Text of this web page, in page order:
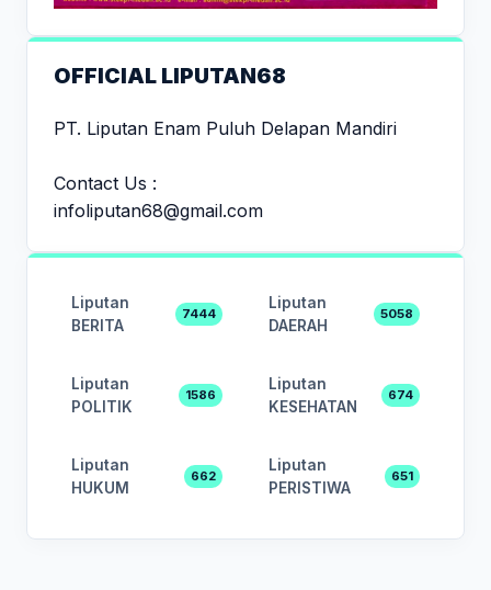
OFFICIAL LIPUTAN68
PT. Liputan Enam Puluh Delapan Mandiri
Contact Us :
infoliputan68@gmail.com
Liputan
BERITA
7444
Liputan
DAERAH
5058
Liputan
POLITIK
1586
Liputan
KESEHATAN
674
Liputan
HUKUM
662
Liputan
PERISTIWA
651